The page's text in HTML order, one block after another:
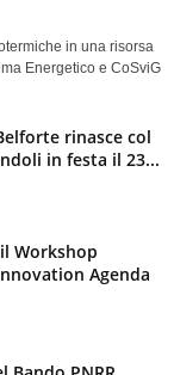
in una risorsa
Energetico e CoSviG
rinasce col
in festa il 23...
il Workshop
Agenda